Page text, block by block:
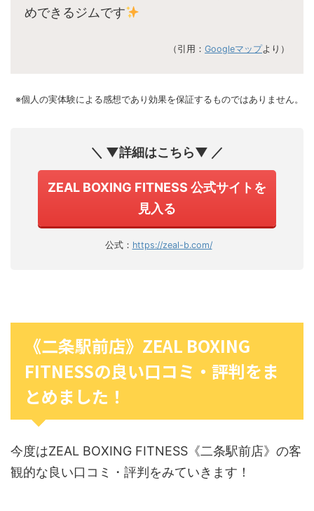
めできるジムです
（引用： Googleマップより）
※個人の実体験による感想であり効果を保証するものではありません。
＼ ▼詳細はこちら▼ ／
ZEAL BOXING FITNESS 公式サイトを
見入る
公式： https://zeal-b.com/
《二条駅前店》ZEAL BOXING
FITNESSの良い口コミ・評判をま
とめました！
今度はZEAL BOXING FITNESS《二条駅前店》の客
観的な良い口コミ・評判をみていきます！